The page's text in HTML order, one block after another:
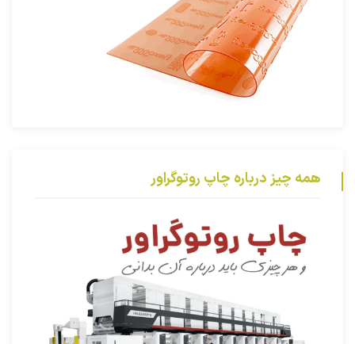
همه چیز درباره چاپ روتوگراور